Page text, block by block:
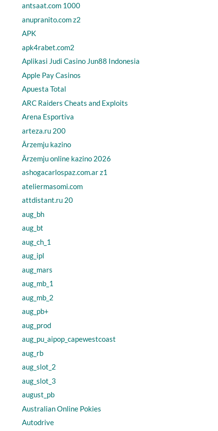
antsaat.com 1000
anupranito.com z2
APK
apk4rabet.com2
Aplikasi Judi Casino Jun88 Indonesia
Apple Pay Casinos
Apuesta Total
ARC Raiders Cheats and Exploits
Arena Esportiva
arteza.ru 200
Ārzemju kazino
Ārzemju online kazino 2026
ashogacarlospaz.com.ar z1
ateliermasomi.com
attdistant.ru 20
aug_bh
aug_bt
aug_ch_1
aug_ipl
aug_mars
aug_mb_1
aug_mb_2
aug_pb+
aug_prod
aug_pu_aipop_capewestcoast
aug_rb
aug_slot_2
aug_slot_3
august_pb
Australian Online Pokies
Autodrive